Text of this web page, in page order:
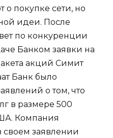
покупке сети, но
идеи. После
по конкуренции
Банком заявки на
акций Симит
Банк было
о том, что
в размере 500
Компания
своем заявлении